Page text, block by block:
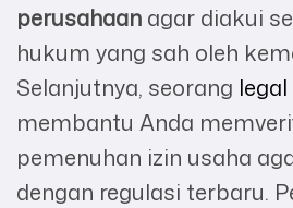
perusahaan agar diakui
hukum yang sah oleh
Selanjutnya, seorang
membantu Anda
pemenuhan izin usaha
dengan regulasi terbaru.